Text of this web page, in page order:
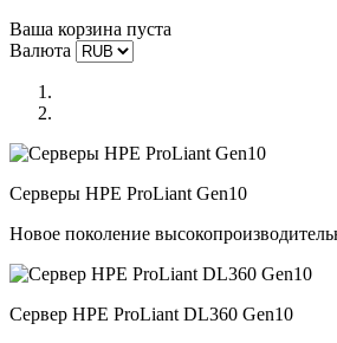
Ваша корзина пуста
Валюта
Серверы HPE ProLiant Gen10
Новое поколение
Сервер HPE ProLiant DL360 Gen10